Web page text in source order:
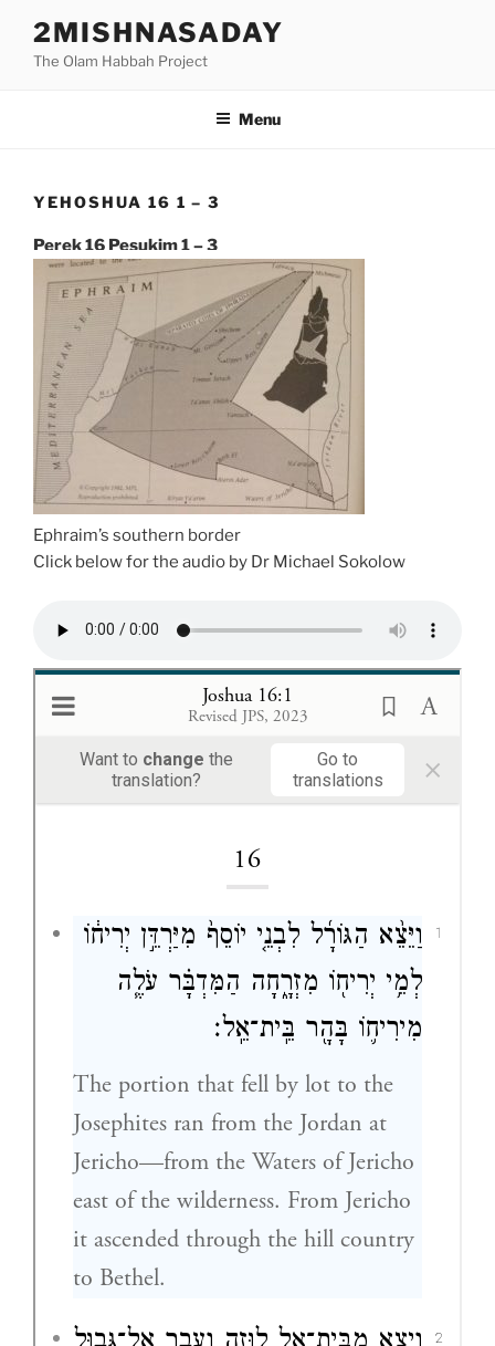
content
2MISHNASADAY
The Olam Habbah Project
Menu
YEHOSHUA 16 1 – 3
Perek 16 Pesukim 1 – 3
Ephraim’s southern border
Click below for the audio by Dr Michael Sokolow